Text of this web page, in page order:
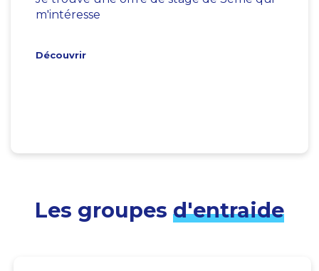
m'intéresse
Découvrir
Les groupes d'entraide